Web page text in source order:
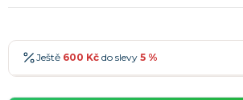
Ještě 600 Kč do slevy 5 %